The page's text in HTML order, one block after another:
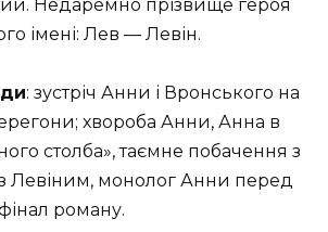
Недаремно прізвище героя
імені: Лев — Левін.
: зустріч Анни і Вронського на
хвороба Анни, Анна в
столба», таємне побачення з
з Левіним, монолог Анни перед
роману.